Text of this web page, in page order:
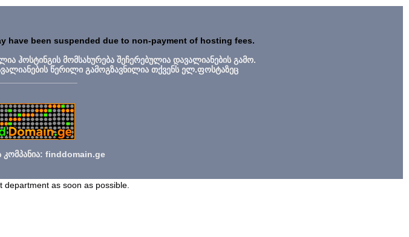
have been suspended due to non-payment of hosting fees.
ჰოსტინგის მომსახურება შეჩერებულია დავალიანების გამო.
წერილი გამოგზავნილია თქვენს ელ.ფოსტაზეც
კომპანია: finddomain.ge
as soon as possible.